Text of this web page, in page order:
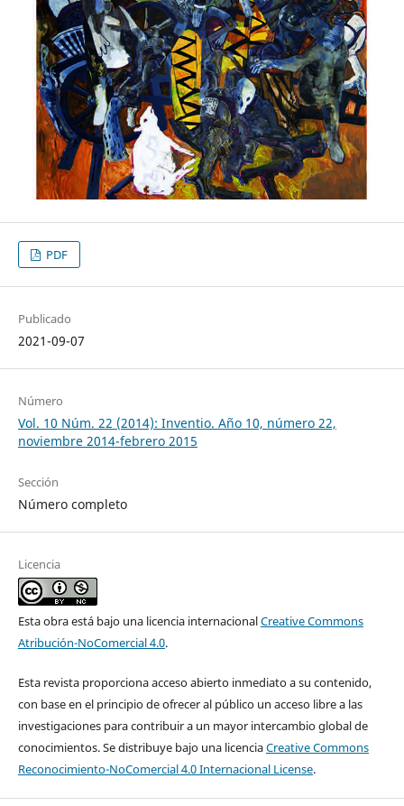
PDF
Publicado
2021-09-07
Número
Vol. 10 Núm. 22 (2014): Inventio. Año 10, número 22,
noviembre 2014-febrero 2015
Sección
Número completo
Licencia
Esta obra está bajo una licencia internacionalCreative Commons
Atribución-NoComercial 4.0.
Esta revista proporciona acceso abierto inmediato a su contenido,
con base en el principio de ofrecer al público un acceso libre a las
investigaciones para contribuir a un mayor intercambio global de
conocimientos. Se distribuye bajo una licenciaCreative Commons
Reconocimiento-NoComercial 4.0 Internacional License.